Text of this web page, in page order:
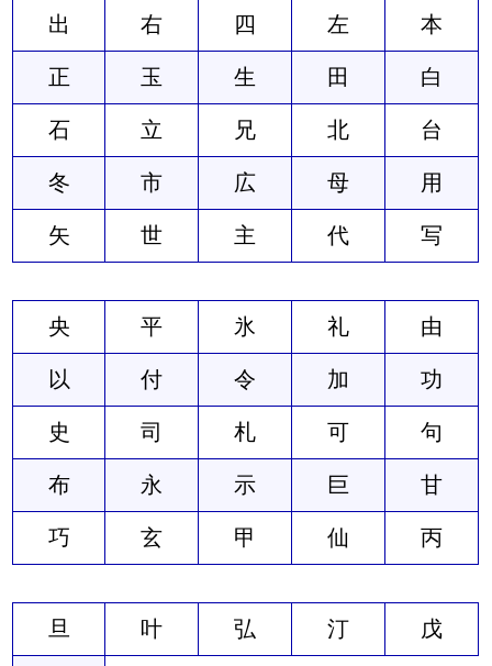
出 右 四 左 本
正 玉 生 田 白
石 立 兄 北 台
冬 市 広 母 用
矢 世 主 代 写
央 平 氷 礼 由
以 付 令 加 功
史 司 札 可 句
布 永 示 巨 甘
巧 玄 甲 仙 丙
旦 叶 弘 汀 戊